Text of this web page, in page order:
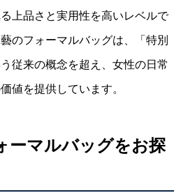
上品さと実用性を高いレベルで
のフォーマルバッグは、「特別
従来の概念を超え、女性の日常
値を提供しています。
ーマルバッグをお探